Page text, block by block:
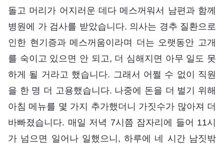
돌고 머리가 어지러운 데다 메스꺼워서 남편과 함께
병원에 가 검사를 받았습니다. 의사는 경추 질환으로
인한 현기증과 메스꺼움이라며 더는 오랫동안 고개
를 숙이고 있으면 안 되고, 더 심해지면 아무 일도 못
하게 될 거라고 했습니다. 그래서 어쩔 수 없이 직원
을 한 명 더 고용했습니다. 나중에 돈을 더 벌기 위해
아침 메뉴를 몇 가지 추가했더니 가짓수가 많아져 더
바빠졌습니다. 매일 저녁 7시쯤 잠자리에 들어 11시
가 넘으면 일어나 일했으니, 하루에 네 시간 남짓밖